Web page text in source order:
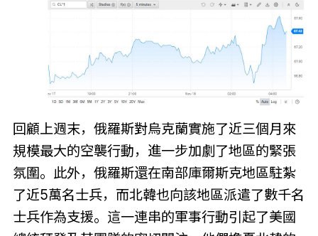
回顧上週末，俄羅斯對烏克蘭實施了近三個月來
規模最大的空襲行動，進一步加劇了地區的緊張
氛圍。此外，俄羅斯還在南部庫爾斯克地區駐紮
了近5萬名士兵，而北韓也向該地區派遣了數千名
士兵作為支援。這一連串的軍事行動引起了美國